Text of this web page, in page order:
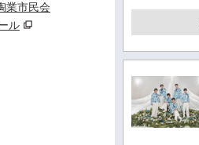
業市民会
ル